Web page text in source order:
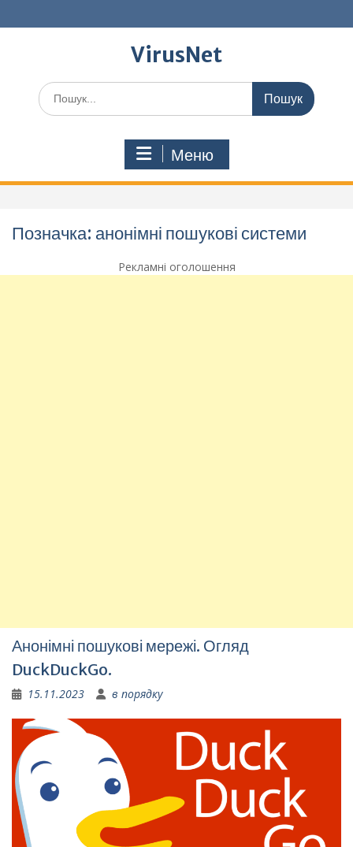
до
VirusNet
Шукати:
Меню
Позначка: анонімні пошукові системи
Рекламні оголошення
Анонімні пошукові мережі. Огляд
DuckDuckGo.
15.11.2023 в порядку